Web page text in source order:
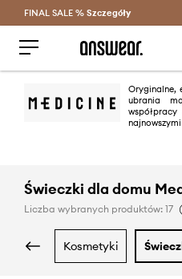
Oszczędzaj z
FINAL SALE % Szczegóły
Oryginalne,
ubrania
Świeczki dla domu
Liczba wybranych produktów: 17
kosmetyki